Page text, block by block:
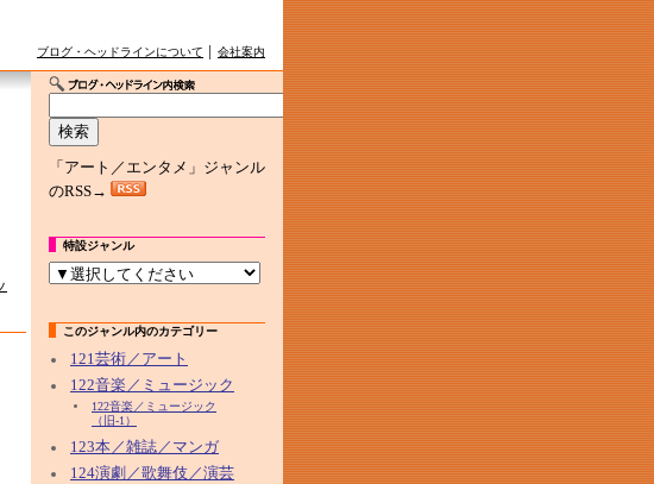
ブログ・ヘッドラインについて 会社案内
「アート／エンタメ」ジャンル
のRSS→
特設ジャンル
このジャンル内のカテゴリー
121芸術／アート
122音楽／ミュージック
122音楽／ミュージック
（旧-1）
123本／雑誌／マンガ
124演劇／歌舞伎／演芸